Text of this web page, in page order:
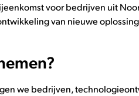
voor bedrijven uit
van nieuwe
we bedrijven,